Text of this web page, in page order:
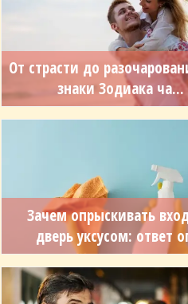
От страсти до
знаки Зодиака ча...
Зачем опрыскивать
дверь уксусом: ответ